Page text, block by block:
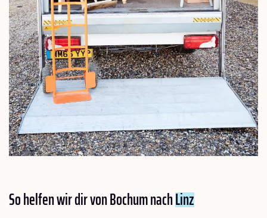
So helfen wir dir von Bochum nachLinz